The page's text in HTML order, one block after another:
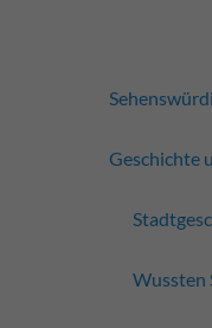
Geschichte
Wussten